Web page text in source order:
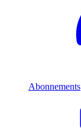
Abonnements